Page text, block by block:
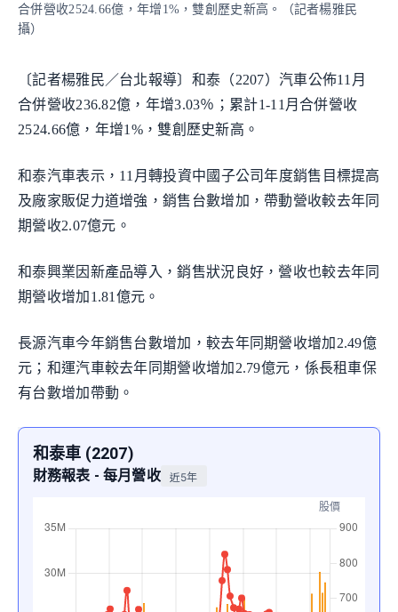
合併營收2524.66億，年增1%，雙創歷史新高。（記者楊雅民
攝）
〔記者楊雅民／台北報導〕和泰（2207）汽車公佈11月
合併營收236.82億，年增3.03％；累計1-11月合併營收
2524.66億，年增1%，雙創歷史新高。
和泰汽車表示，11月轉投資中國子公司年度銷售目標提高
及廠家販促力道增強，銷售台數增加，帶動營收較去年同
期營收2.07億元。
和泰興業因新產品導入，銷售狀況良好，營收也較去年同
期營收增加1.81億元。
長源汽車今年銷售台數增加，較去年同期營收增加2.49億
元；和運汽車較去年同期營收增加2.79億元，係長租車保
有台數增加帶動。